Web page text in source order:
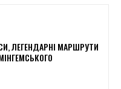
ЛЕГЕНДАРНІ МАРШРУТИ